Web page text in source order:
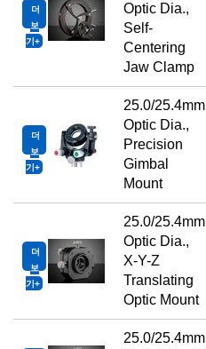
더
보
기
Optic Dia.,
Self-
Centering
Jaw Clamp
더
보
기
25.0/25.4mm
Optic Dia.,
Precision
Gimbal
Mount
더
보
기
25.0/25.4mm
Optic Dia.,
X-Y-Z
Translating
Optic Mount
25.0/25.4mm